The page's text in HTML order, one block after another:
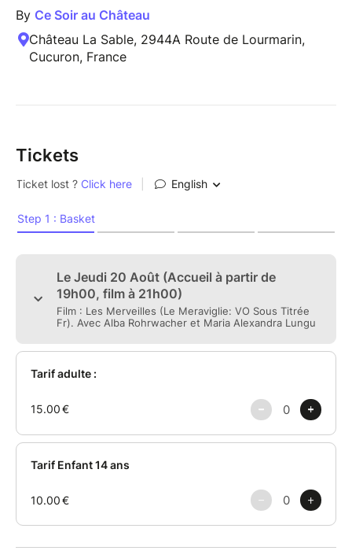
By Ce Soir au Château
Château La Sable, 2944A Route de Lourmarin,
Cucuron, France
Tickets